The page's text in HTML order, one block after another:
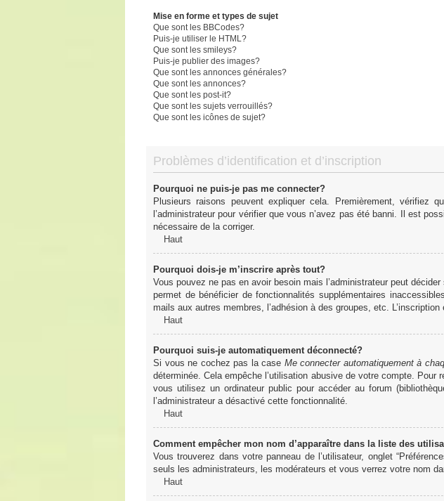
Mise en forme et types de sujet
Que sont les BBCodes?
Puis-je utiliser le HTML?
Que sont les smileys?
Puis-je publier des images?
Que sont les annonces générales?
Que sont les annonces?
Que sont les post-it?
Que sont les sujets verrouillés?
Que sont les icônes de sujet?
Problèmes d’identification et d’inscription
Pourquoi ne puis-je pas me connecter?
Plusieurs raisons peuvent expliquer cela. Premièrement, vérifiez
l’administrateur pour vérifier que vous n’avez pas été banni. Il est
nécessaire de la corriger.
Haut
Pourquoi dois-je m’inscrire après tout?
Vous pouvez ne pas en avoir besoin mais l’administrateur peut
permet de bénéficier de fonctionnalités supplémentaires
mails aux autres membres, l’adhésion à des groupes, etc.
Haut
Pourquoi suis-je automatiquement déconnecté?
Si vous ne cochez pas la case Me connecter automatiquement à
déterminée. Cela empêche l’utilisation abusive de votre compte.
vous utilisez un ordinateur public pour accéder au forum
l’administrateur a désactivé cette fonctionnalité.
Haut
Comment empêcher mon nom d’apparaître dans la liste des
Vous trouverez dans votre panneau de l’utilisateur, onglet
seuls les administrateurs, les modérateurs et vous verrez votre nom
Haut